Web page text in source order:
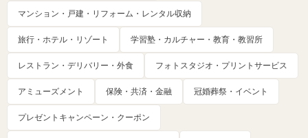
マンション・戸建・リフォーム・レンタル収納
旅行・ホテル・リゾート 学習塾・カルチャー・教育・教習所
レストラン・デリバリー・外食 フォトスタジオ・プリントサービス
アミューズメント 保険・共済・金融 冠婚葬祭・イベント
プレゼントキャンペーン・クーポン